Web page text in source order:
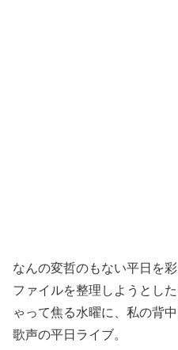
なんの変哲のもない平日を
ファイルを整理しようとし
ゃって焦る水曜に、私の背
歌声の平日ライブ。